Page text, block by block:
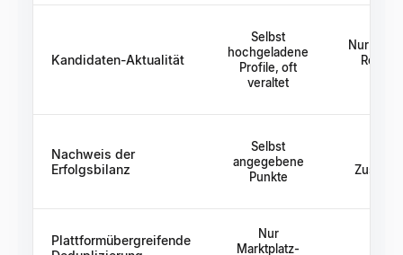
Kandidaten-Aktualität
Selbst
hochgeladene
Profile, oft
veraltet
Nur
Nachweis der
Erfolgsbilanz
Selbst
angegebene
Punkte
Plattformübergreifende
Nur
Marktplatz-